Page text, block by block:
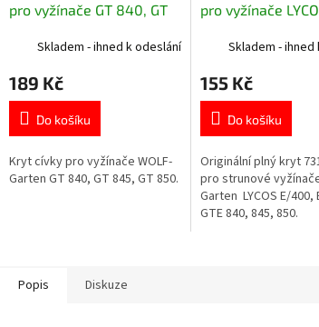
pro vyžínače GT 840, GT
Skladem - ihned k odeslání
189 Kč
Do košíku
Kryt cívky pro vyžínače WOLF-
Garten GT 840, GT 845, GT 850.
pro vyžínače
845, 850
Skladem - ihned
155 Kč
Do košíku
Originální plný kryt
pro strunové
Garten LYCOS E/400,
GTE 840, 845, 850.
Popis Diskuze